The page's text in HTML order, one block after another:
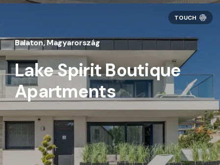
Balaton, Magyarország
Lake Spirit Boutique
Apartments